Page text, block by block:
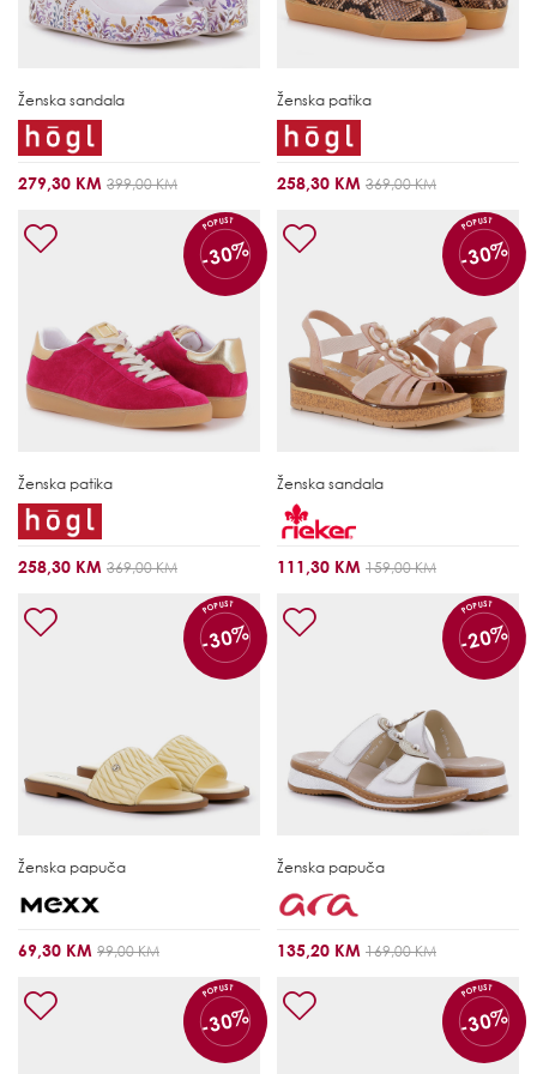
Ženska sandala
279,30 KM 399,00 KM
Ženska patika
258,30 KM 369,00 KM
POPUST
-30%
Ženska patika
258,30 KM 369,00 KM
POPUST
-30%
Ženska sandala
111,30 KM 159,00 KM
POPUST
-30%
Ženska papuča
69,30 KM 99,00 KM
POPUST
-20%
Ženska papuča
135,20 KM 169,00 KM
POPUST
-30%
POPUST
-30%